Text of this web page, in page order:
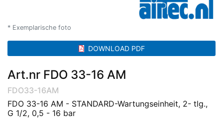
* Exemplarische foto
DOWNLOAD PDF
Art.nr FDO 33-16 AM
FDO33-16AM
FDO 33-16 AM - STANDARD-Wartungseinheit, 2- tlg.,
G 1/2, 0,5 - 16 bar